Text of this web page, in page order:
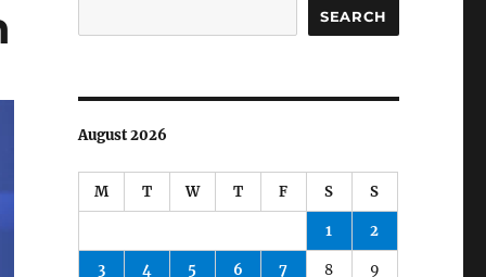
SEARCH
August 2026
M T W T F S S
1 2
3 4 5 6 7 8 9